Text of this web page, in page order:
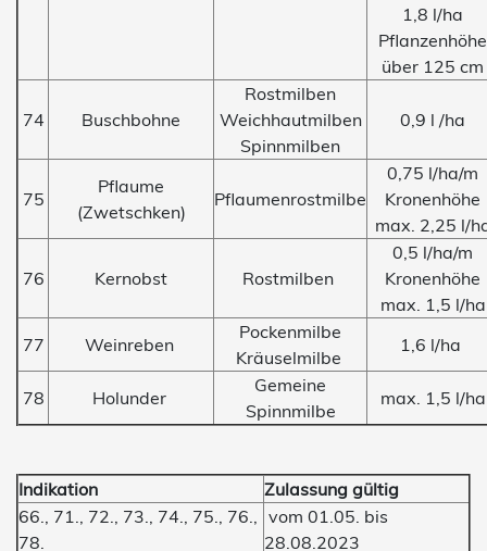
1,8 l/ha
Pflanzenhöhe
über 125 cm
74 Buschbohne
Rostmilben
Weichhautmilben
Spinnmilben
0,9 l /ha
75
Pflaume
(Zwetschken)
Pflaumenrostmilbe
0,75 l/ha/m
Kronenhöhe
max. 2,25 l/
76 Kernobst Rostmilben
0,5 l/ha/m
Kronenhöhe
max. 1,5 l/ha
77
Weinreben
Pockenmilbe
Kräuselmilbe
1,6 l/ha
78 Holunder
Gemeine
Spinnmilbe
max. 1,5 l/ha
Indikation
Zulassung gültig
66., 71., 72., 73., 74., 75., 76.,
78.
vom 01.05. bis
28.08.2023